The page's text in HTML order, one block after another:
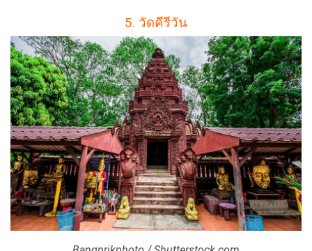
5. วัดคีรีวัน